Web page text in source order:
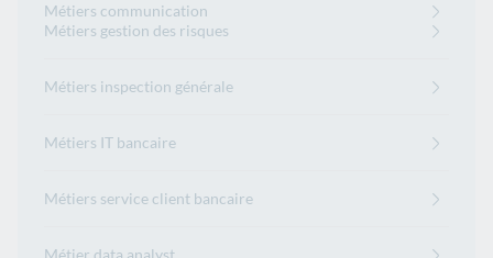
Métiers communication
Métiers gestion des risques
Métiers inspection générale
Métiers IT bancaire
Métiers service client bancaire